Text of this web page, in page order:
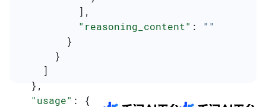
          ],
          "reasoning_content"
: ""
        }
      }
    ]
  },
  "usage"
: {